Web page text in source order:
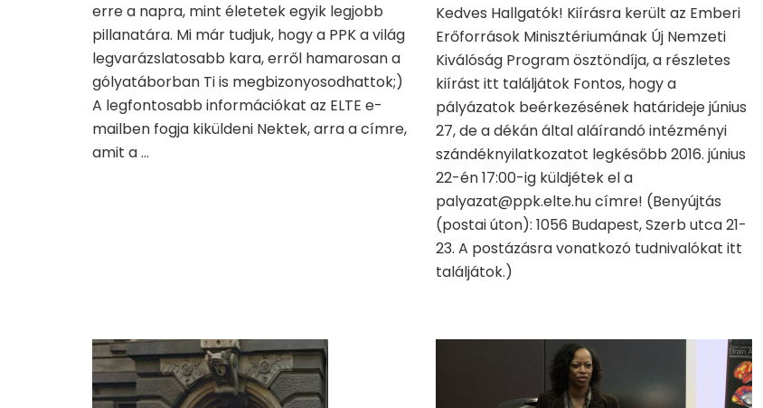
erre a napra, mint életetek egyik legjobb
pillanatára. Mi már tudjuk, hogy a PPK a világ
legvarázslatosabb kara, erről hamarosan a
gólyatáborban Ti is megbizonyosodhattok;)
A legfontosabb információkat az ELTE e-
mailben fogja kiküldeni Nektek, arra a címre,
amit a …
Kedves Hallgatók! Kiírásra került az Emberi
Erőforrások Minisztériumának Új Nemzeti
Kiválóság Program ösztöndíja, a részletes
kiírást itt találjátok Fontos, hogy a
pályázatok beérkezésének határideje június
27, de a dékán által aláírandó intézményi
szándéknyilatkozatot legkésőbb 2016. június
22-én 17:00-ig küldjétek el a
palyazat@ppk.elte.hu címre! (Benyújtás
(postai úton): 1056 Budapest, Szerb utca 21-
23. A postázásra vonatkozó tudnivalókat itt
találjátok.)